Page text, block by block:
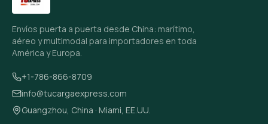
Envíos puerta a puerta desde China: marítimo,
aéreo y multimodal para importadores en toda
América y Europa.
+1-786-866-8709
info@tucargaexpress.com
Guangzhou, China · Miami, EE.UU.